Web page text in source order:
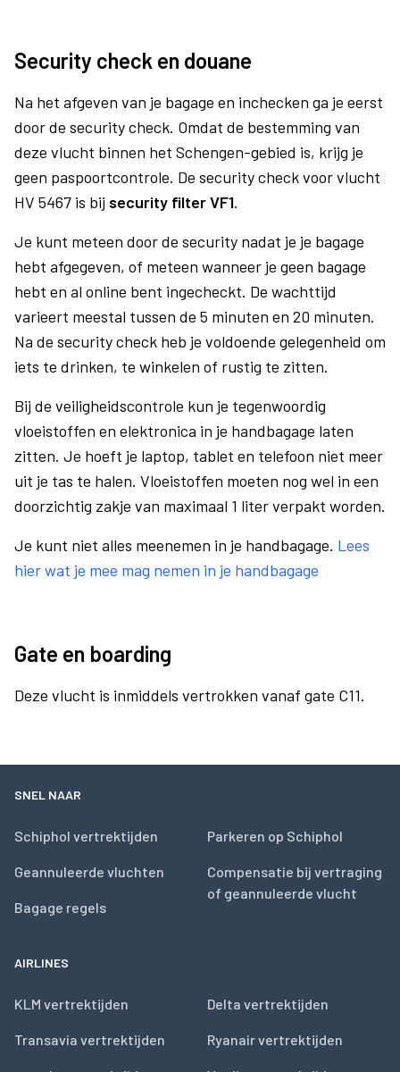
Security check en douane
Na het afgeven van je bagage en inchecken ga je eerst
door de security check. Omdat de bestemming van
deze vlucht binnen het Schengen-gebied is, krijg je
geen paspoortcontrole. De security check voor vlucht
HV 5467 is bij security filter VF1.
Je kunt meteen door de security nadat je je bagage
hebt afgegeven, of meteen wanneer je geen bagage
hebt en al online bent ingecheckt. De wachttijd
varieert meestal tussen de 5 minuten en 20 minuten.
Na de security check heb je voldoende gelegenheid om
iets te drinken, te winkelen of rustig te zitten.
Bij de veiligheidscontrole kun je tegenwoordig
vloeistoffen en elektronica in je handbagage laten
zitten. Je hoeft je laptop, tablet en telefoon niet meer
uit je tas te halen. Vloeistoffen moeten nog wel in een
doorzichtig zakje van maximaal 1 liter verpakt worden.
Je kunt niet alles meenemen in je handbagage. Lees
hier wat je mee mag nemen in je handbagage
Gate en boarding
Deze vlucht is inmiddels vertrokken vanaf gate C11.
SNEL NAAR
Schiphol vertrektijden
Geannuleerde vluchten
Bagage regels
Parkeren op Schiphol
Compensatie bij vertraging
of geannuleerde vlucht
AIRLINES
KLM vertrektijden
Transavia vertrektijden
Delta vertrektijden
Ryanair vertrektijden